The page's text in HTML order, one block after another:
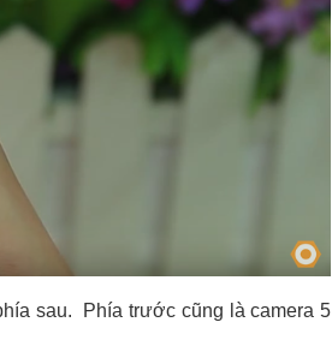
sau. Phía trước cũng là camera 5